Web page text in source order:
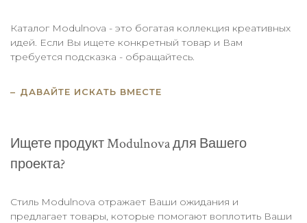
Каталог Modulnova - это богатая коллекция креативных
идей. Если Вы ищете конкретный товар и Вам
требуется подсказка - обращайтесь.
ДАВАЙТЕ ИСКАТЬ ВМЕСТЕ
Ищете продукт Modulnova для Вашего
проекта?
Стиль Modulnova отражает Ваши ожидания и
предлагает товары, которые помогают воплотить Ваши